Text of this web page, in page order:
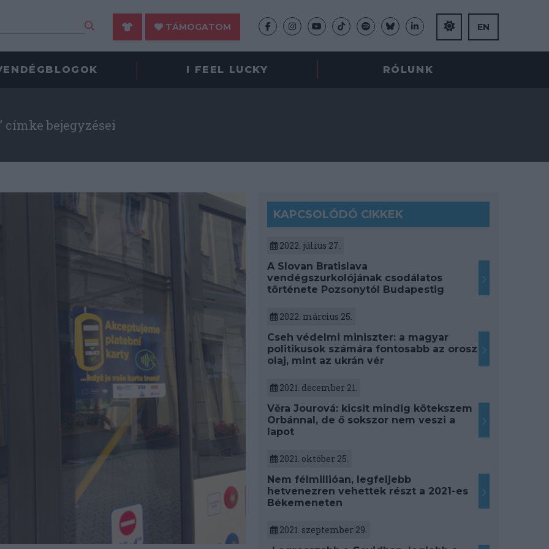
TÁMOGATOM EN
I FEEL LUCKY RÓLUNK
címke bejegyzései
KAPCSOLÓDÓ CIKKEK
2022. július 27.
A Slovan Bratislava
vendégszurkolójának csodálatos
története Pozsonytól Budapestig
2022. március 25.
Cseh védelmi miniszter: a magyar
politikusok számára fontosabb az orosz
olaj, mint az ukrán vér
2021. december 21.
Věra Jourová: kicsit mindig kötekszem
Orbánnal, de ő sokszor nem veszi a
lapot
2021. október 25.
Nem félmillióan, legfeljebb
hetvenezren vehettek részt a 2021-es
Békemeneten
2021. szeptember 29.